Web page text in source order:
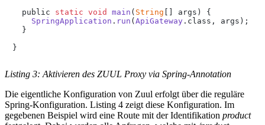
  public
static void main ( String [] args ) {
SpringApplication . run ( ApiGateway . class , args);
  }
}
Listing 3: Aktivieren des ZUUL Proxy via Spring-Annotation
Die eigentliche Konfiguration von Zuul erfolgt über die reguläre
Spring-Konfiguration. Listing 4 zeigt diese Konfiguration. Im
gegebenen Beispiel wird eine Route mit der Identifikation product